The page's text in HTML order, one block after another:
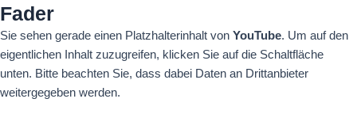
Fader
Sie sehen gerade einen Platzhalterinhalt von YouTube. Um auf den
eigentlichen Inhalt zuzugreifen, klicken Sie auf die Schaltfläche
unten. Bitte beachten Sie, dass dabei Daten an Drittanbieter
weitergegeben werden.